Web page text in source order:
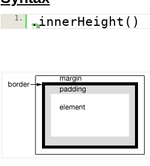
1. .innerHeight()